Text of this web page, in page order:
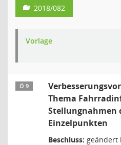
2018/082
Vorlage
Ö 9
Thema
Stellungnahmen
Einzelpunkten
Beschluss: geändert